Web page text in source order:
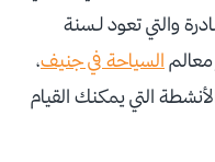
والتي تعود لـسنة
السياحة في جنيف،
التي يمكنك القيام